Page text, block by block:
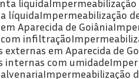
liquida
líquida Impermeabilização
Aparecida de Goiânia
com infiltração
externas em Aparecida de
internas com umidade
Impermeabilização